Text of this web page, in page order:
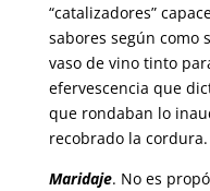
“catalizadores”
sabores según como
vaso de vino tinto
efervescencia que
que rondaban lo
recobrado la cordura.
Maridaje. No es